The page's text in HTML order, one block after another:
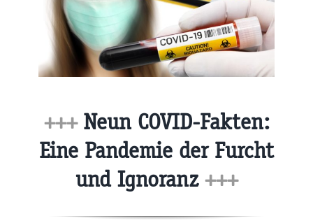
+++Neun COVID-Fakten:
Eine Pandemie der Furcht
und Ignoranz +++